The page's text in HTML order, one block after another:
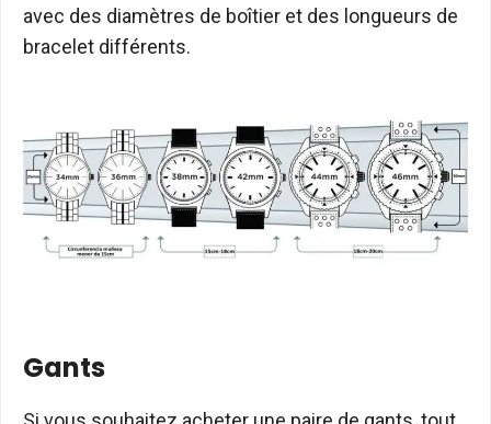
avec des diamètres de boîtier et des longueurs de
bracelet différents.
Gants